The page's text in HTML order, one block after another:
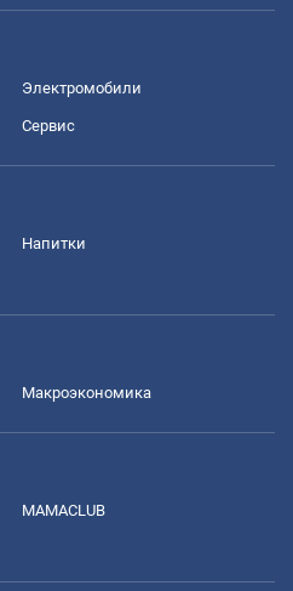
Электромобили
Сервис
Напитки
Mакроэкономика
MAMACLUB